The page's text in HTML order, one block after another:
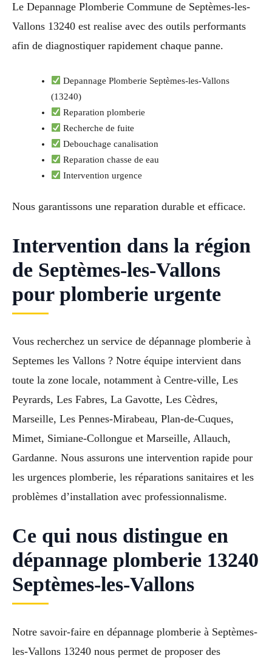
Le Depannage Plomberie Commune de Septèmes-les-
Vallons 13240 est realise avec des outils performants
afin de diagnostiquer rapidement chaque panne.
Depannage Plomberie Septèmes-les-Vallons
(13240)
Reparation plomberie
Recherche de fuite
Debouchage canalisation
Reparation chasse de eau
Intervention urgence
Nous garantissons une reparation durable et efficace.
Intervention dans la région
de Septèmes-les-Vallons
pour plomberie urgente
Vous recherchez un service de dépannage plomberie à
Septemes les Vallons ? Notre équipe intervient dans
toute la zone locale, notamment à Centre-ville, Les
Peyrards, Les Fabres, La Gavotte, Les Cèdres,
Marseille, Les Pennes-Mirabeau, Plan-de-Cuques,
Mimet, Simiane-Collongue et Marseille, Allauch,
Gardanne. Nous assurons une intervention rapide pour
les urgences plomberie, les réparations sanitaires et les
problèmes d’installation avec professionnalisme.
Ce qui nous distingue en
dépannage plomberie 13240
Septèmes-les-Vallons
Notre savoir-faire en dépannage plomberie à Septèmes-
les-Vallons 13240 nous permet de proposer des